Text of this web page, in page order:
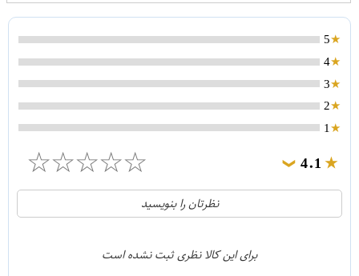
5
4
3
2
1
4.1
❯
☆
☆
☆
☆
☆
21
1
نظرتان را بنویسید
برای این کالا نظری ثبت نشده است